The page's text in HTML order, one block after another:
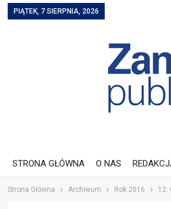
PIĄTEK, 7 SIERPNIA, 2026
STRONA GŁÓWNA O NAS
Strona Główna Archiwum Rok 2016 12.